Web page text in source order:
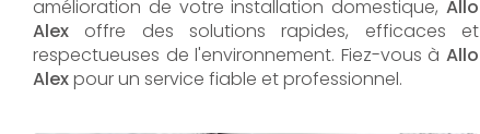
amélioration de votre installation domestique, Allo
Alex offre des solutions rapides, efficaces et
respectueuses de l'environnement. Fiez-vous à Allo
Alexpour un service fiable et professionnel.